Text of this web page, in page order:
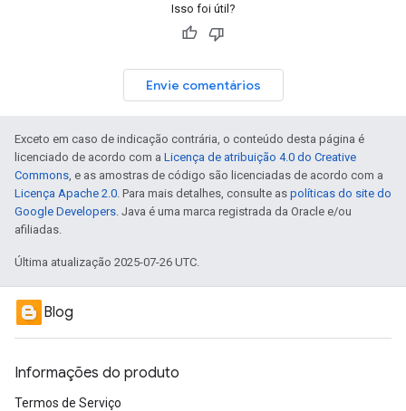
Isso foi útil?
Envie comentários
Exceto em caso de indicação contrária, o conteúdo desta página é
licenciado de acordo com a Licença de atribuição 4.0 do Creative
Commons, e as amostras de código são licenciadas de acordo com a
Licença Apache 2.0. Para mais detalhes, consulte as políticas do site do
Google Developers. Java é uma marca registrada da Oracle e/ou
afiliadas.
Última atualização 2025-07-26 UTC.
Blog
Informações do produto
Termos de Serviço